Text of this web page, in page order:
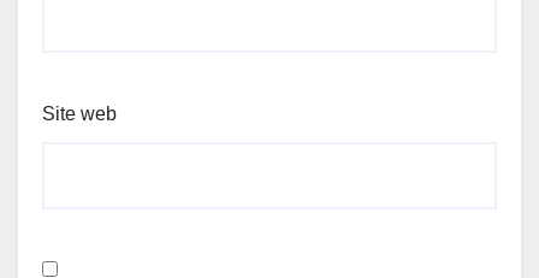
Site web